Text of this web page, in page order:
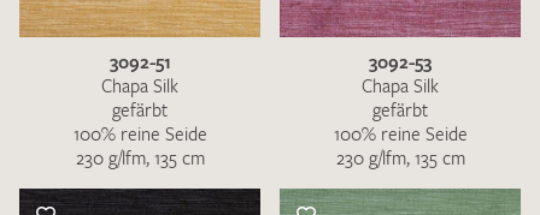
3092-51
Chapa Silk
gefärbt
100% reine Seide
230 g/lfm, 135 cm
3092-53
Chapa Silk
gefärbt
100% reine Seide
230 g/lfm, 135 cm